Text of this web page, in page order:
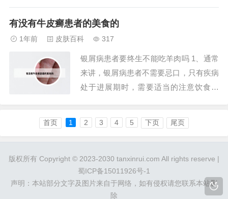
质，使肠的蠕动减弱，大便水分减少，进
羊肉同吃会让它的温补作用大打折扣。
2、羊肉的...
有没有牛皮癣患者的美食的
1年前 皮肤百科 317
银屑病患者要终生不能吃羊肉吗 1、通常
来讲，银屑病患者不需要忌口，只有疾病
处于进展期时，需要适当的注意饮食以
外，通常银屑病患者在饮食上没有过多限
制。所以银屑病的患者可以吃羊肉，只要
制。2、总之，银屑病患者的饮食应该保
证营养充足、均衡...
首页 1 2 3 4 5 下页 尾页
版权所有 Copyright © 2023-2030 tanxinrui.com All rights reserve |
蜀ICP备15011926号-1
声明：本站部分文字及图片来自于网络，如有侵权请您联系本站删
除